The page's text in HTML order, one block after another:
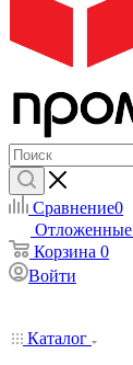
Сравнение0
Отложенные
Корзина 0
Войти
Каталог